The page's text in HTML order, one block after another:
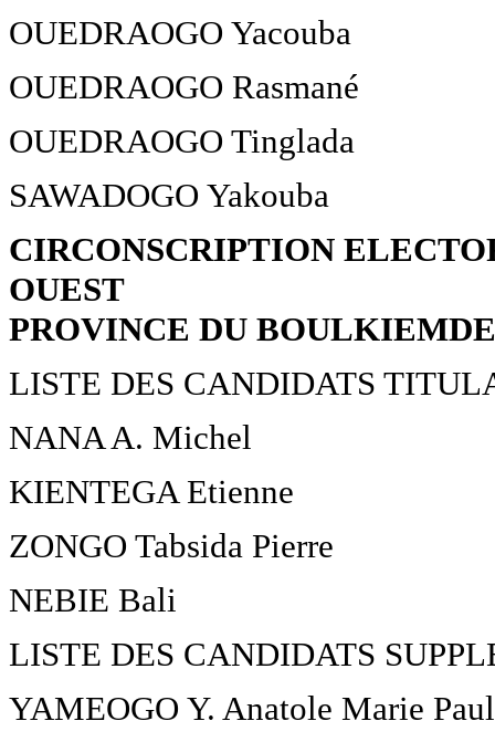
OUEDRAOGO Yacouba
OUEDRAOGO Rasmané
OUEDRAOGO Tinglada
SAWADOGO Yakouba
CIRCONSCRIPTION
OUEST
PROVINCE DU BOULKIEMDE
LISTE DES CANDIDATS
NANA A. Michel
KIENTEGA Etienne
ZONGO Tabsida Pierre
NEBIE Bali
LISTE DES CANDIDATS
YAMEOGO Y. Anatole Marie